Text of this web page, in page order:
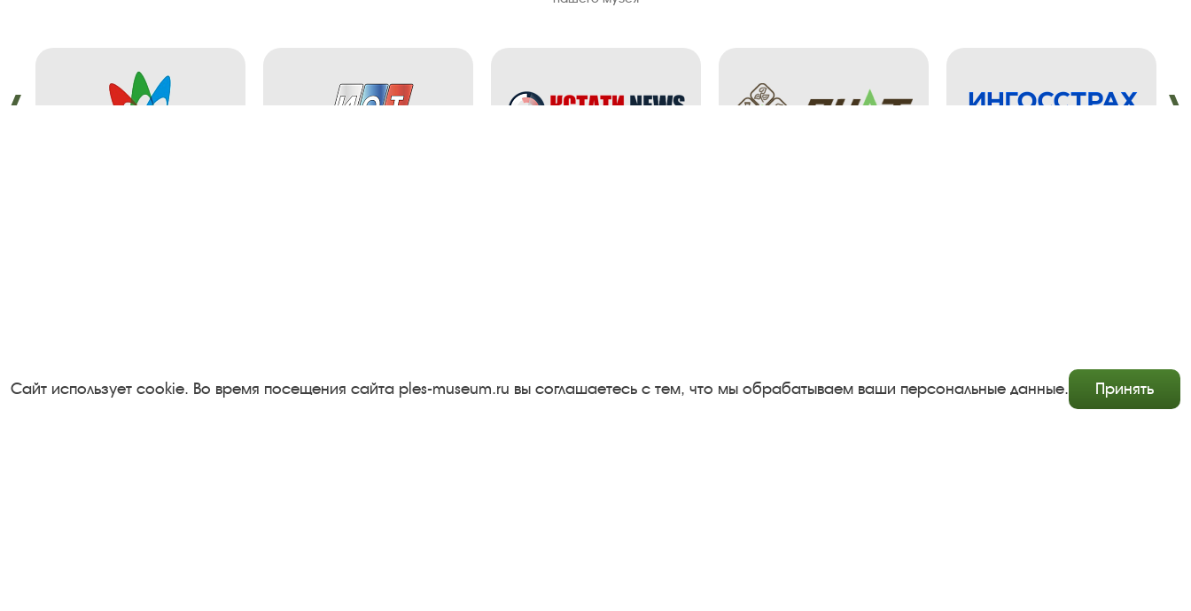
Посетителям
Турфирмам
Результаты независимой
Copyright © http://www.plyos.org
Сайт использует cookie. Во время посещения сайта ples-museum.ru вы соглашаетесь с тем, что мы обрабатываем ваши персональные данные. Принять